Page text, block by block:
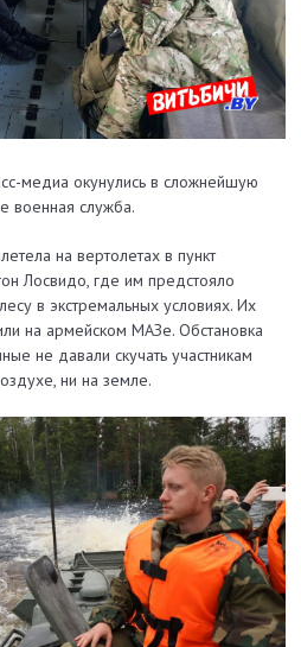
медиа окунулись в сложнейшую
военная служба.
на вертолетах в пункт
Лосвидо, где им предстояло
в экстремальных условиях. Их
на армейском МАЗе. Обстановка
не давали скучать участникам
ни на земле.